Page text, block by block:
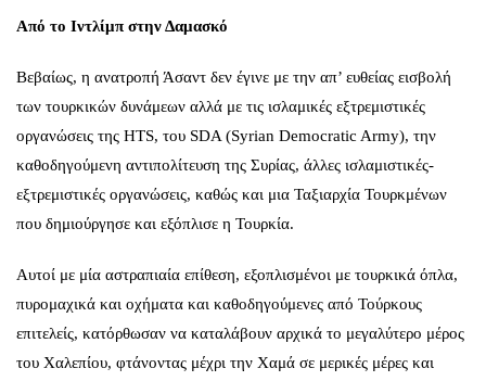
Από το Ιντλίμπ στην Δαμασκό
Βεβαίως, η ανατροπή Άσαντ δεν έγινε με την απ’ ευθείας εισβολή
των τουρκικών δυνάμεων αλλά με τις ισλαμικές εξτρεμιστικές
οργανώσεις της HTS, του SDA (Syrian Democratic Army), την
καθοδηγούμενη αντιπολίτευση της Συρίας, άλλες ισλαμιστικές-
εξτρεμιστικές οργανώσεις, καθώς και μια Ταξιαρχία Τουρκμένων
που δημιούργησε και εξόπλισε η Τουρκία.
Αυτοί με μία αστραπιαία επίθεση, εξοπλισμένοι με τουρκικά όπλα,
πυρομαχικά και οχήματα και καθοδηγούμενες από Τούρκους
επιτελείς, κατόρθωσαν να καταλάβουν αρχικά το μεγαλύτερο μέρος
του Χαλεπίου, φτάνοντας μέχρι την Χαμά σε μερικές μέρες και